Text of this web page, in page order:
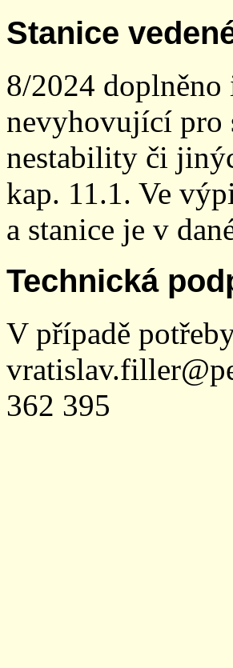
Stanice
8/2024
nevyhovující pro
nestability či
kap. 11.1. Ve
a stanice je v
Technická
V případě
362 395